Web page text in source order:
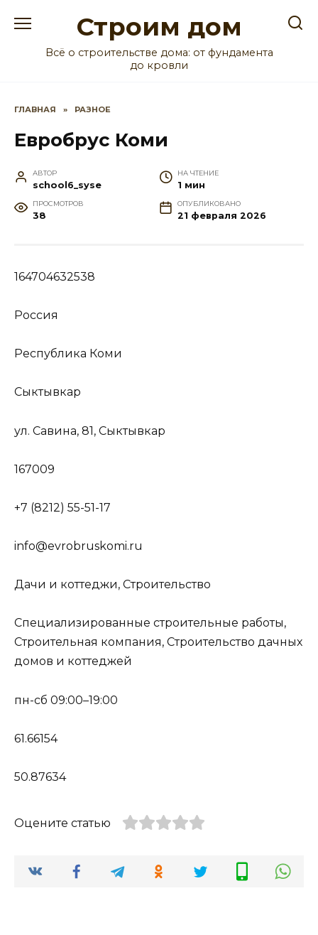
Строим дом
Всё о строительстве дома: от фундамента
до кровли
ГЛАВНАЯ » РАЗНОЕ
Евробрус Коми
АВТОР
school6_syse
НА ЧТЕНИЕ
1 мин
ПРОСМОТРОВ
38
ОПУБЛИКОВАНО
21 февраля 2026
164704632538
Россия
Республика Коми
Сыктывкар
ул. Савина, 81, Сыктывкар
167009
+7 (8212) 55-51-17
info@evrobruskomi.ru
Дачи и коттеджи, Строительство
Специализированные строительные работы,
Строительная компания, Строительство дачных
домов и коттеджей
пн-сб 09:00–19:00
61.66154
50.87634
Оцените статью